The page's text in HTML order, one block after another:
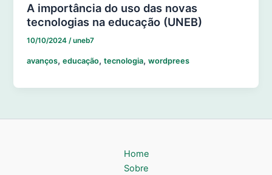
A importância do uso das novas
tecnologias na educação (UNEB)
10/10/2024 /uneb7
avanços,educação,tecnologia,wordprees
Home
Sobre